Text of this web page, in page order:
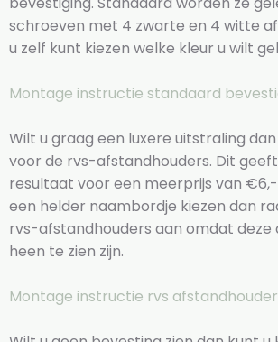
schroeven met 4 zwarte en 4 witte
u zelf kunt kiezen welke kleur u wilt
Montage instructie standaard
Wilt u graag een luxere uitstraling
voor de rvs-afstandhouders. Dit
resultaat voor een meerprijs van
een helder naambordje kiezen dan
rvs-afstandhouders aan omdat deze
heen te zien zijn.
Montage instructie rvs